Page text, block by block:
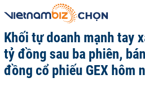
Khối tự doanh mạnh tay
tỷ đồng sau ba phiên,
đồng cổ phiếu GEX hôm